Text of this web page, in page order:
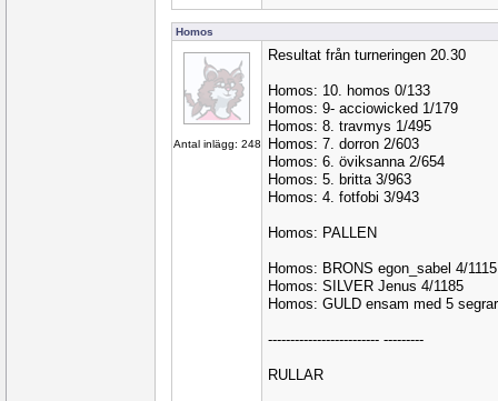
Homos
Antal inlägg: 248
Resultat från turneringen 20.30
Homos: 10. homos 0/133
Homos: 9- acciowicked 1/179
Homos: 8. travmys 1/495
Homos: 7. dorron 2/603
Homos: 6. öviksanna 2/654
Homos: 5. britta 3/963
Homos: 4. fotfobi 3/943
Homos: PALLEN
Homos: BRONS egon_sabel 4/1115
Homos: SILVER Jenus 4/1185
Homos: GULD ensam med 5
------------------------- ---------
RULLAR